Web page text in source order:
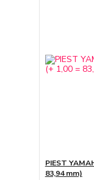
PIEST
83,94 mm)